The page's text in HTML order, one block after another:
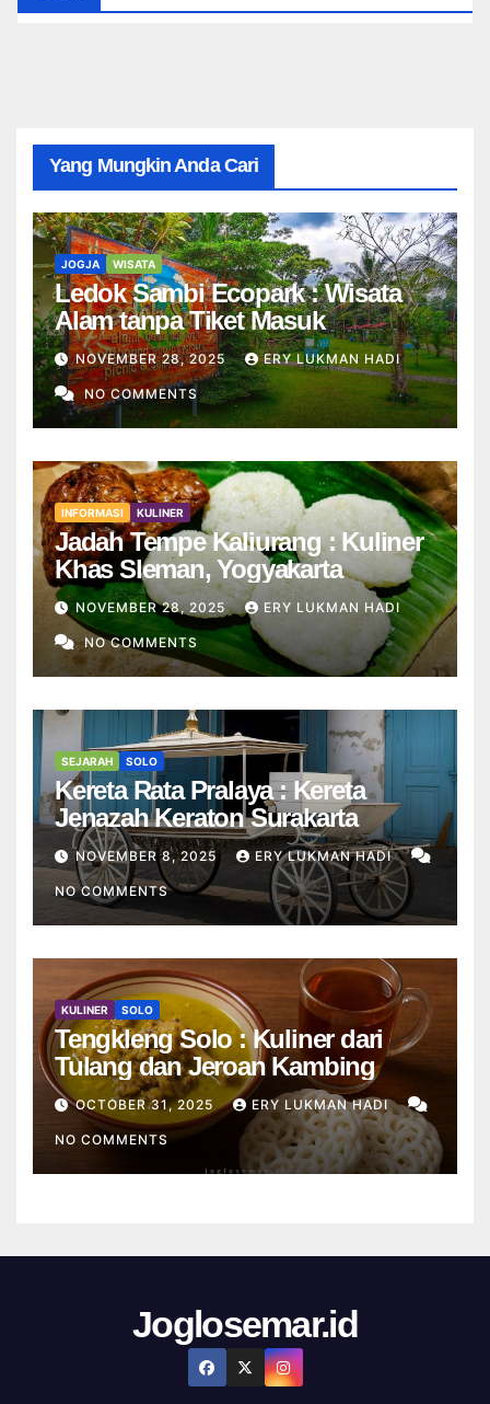
Yang Mungkin Anda Cari
JOGJA WISATA
Ledok Sambi Ecopark : Wisata
Alam tanpa Tiket Masuk
NOVEMBER 28, 2025 ERY LUKMAN HADI
NO COMMENTS
INFORMASI KULINER
Jadah Tempe Kaliurang : Kuliner
Khas Sleman, Yogyakarta
NOVEMBER 28, 2025 ERY LUKMAN HADI
NO COMMENTS
SEJARAH SOLO
Kereta Rata Pralaya : Kereta
Jenazah Keraton Surakarta
NOVEMBER 8, 2025 ERY LUKMAN HADI
NO COMMENTS
KULINER SOLO
Tengkleng Solo : Kuliner dari
Tulang dan Jeroan Kambing
OCTOBER 31, 2025 ERY LUKMAN HADI
NO COMMENTS
Joglosemar.id